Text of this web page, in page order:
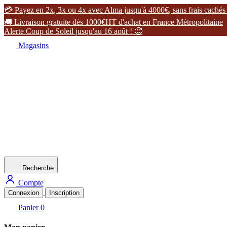
 Payez en 2x, 3x ou 4x avec Alma jusqu'à 4000€, sans frais cachés
 Livraison gratuite dès 1000€HT d'achat en France Métropolitaine
Alerte Coup de Soleil jusqu'au 16 août ! 
Magasins
Recherche
Compte
Connexion Inscription
Panier 0